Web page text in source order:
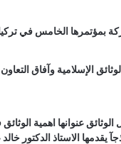
بمؤتمرها الخامس في تركيا
الإسلامية وآفاق
عنوانها اهمية الوثائق
يقدمها الاستاذ الدكتور خالد